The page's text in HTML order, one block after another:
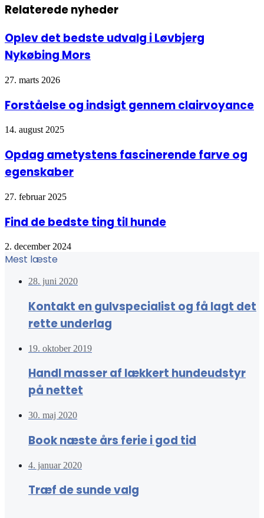
Besparelser
ONLINE
IRelaterede nyheder
Oplev det bedste udvalg i Løvbjerg
Nykøbing Mors
27. marts 2026
Forståelse og indsigt gennem clairvoyance
14. august 2025
Opdag ametystens fascinerende farve og
egenskaber
27. februar 2025
Find de bedste ting til hunde
2. december 2024
Mest læste
28. juni 2020
Kontakt en gulvspecialist og få lagt det
rette underlag
19. oktober 2019
Handl masser af lækkert hundeudstyr
på nettet
30. maj 2020
Book næste års ferie i god tid
4. januar 2020
Træf de sunde valg